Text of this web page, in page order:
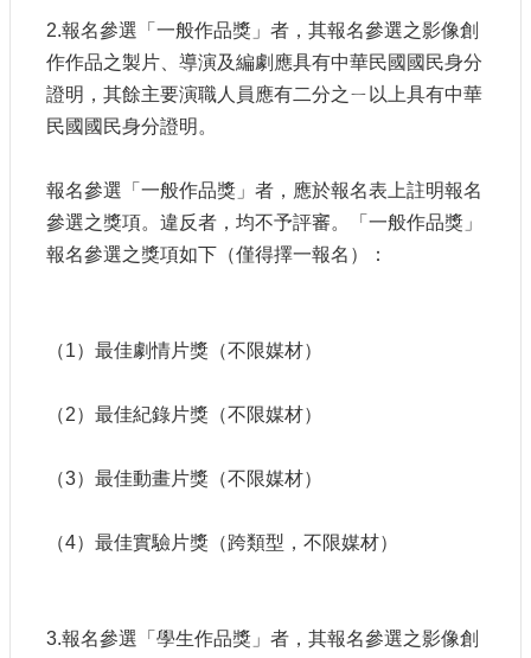
2.報名參選「一般作品獎」者，其報名參選之影像創
作作品之製片、導演及編劇應具有中華民國國民身分
證明，其餘主要演職人員應有二分之ㄧ以上具有中華
民國國民身分證明。
報名參選「一般作品獎」者，應於報名表上註明報名
參選之獎項。違反者，均不予評審。「一般作品獎」
報名參選之獎項如下（僅得擇一報名）：
（1）最佳劇情片獎（不限媒材）
（2）最佳紀錄片獎（不限媒材）
（3）最佳動畫片獎（不限媒材）
（4）最佳實驗片獎（跨類型，不限媒材）
3.報名參選「學生作品獎」者，其報名參選之影像創